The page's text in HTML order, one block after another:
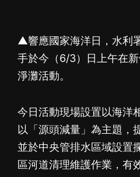
▲響應國家海洋日，水利
手於今（6/3）日上午在
淨灘活動。
今日活動現場設置以海洋
以「源頭減量」為主題，
並於中央管排水區域設置
區河道清理維護作業，有